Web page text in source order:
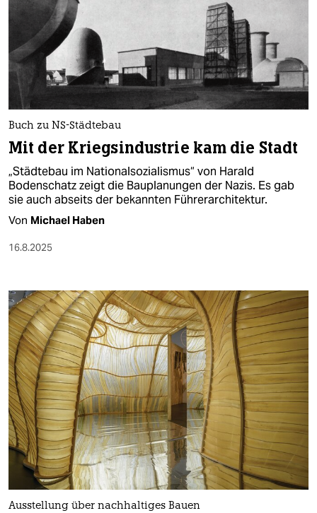
Buch zu NS-Städtebau
Mit der Kriegsindustrie kam die Stadt
„Städtebau im Nationalsozialismus“ von Harald
Bodenschatz zeigt die Bauplanungen der Nazis. Es gab
sie auch abseits der bekannten Führerarchitektur.
Von Michael Haben
16.8.2025
Ausstellung über nachhaltiges Bauen